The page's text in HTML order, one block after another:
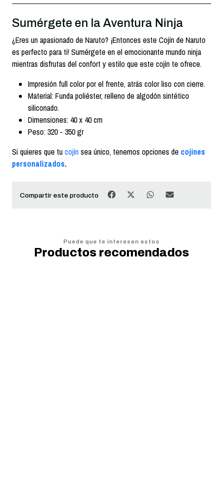
Sumérgete en la Aventura Ninja
¿Eres un apasionado de Naruto? ¡Entonces este Cojín de Naruto
es perfecto para ti! Sumérgete en el emocionante mundo ninja
mientras disfrutas del confort y estilo que este cojín te ofrece.
Impresión full color por el frente, atrás color liso con cierre.
Material: Funda poliéster, relleno de algodón sintético
siliconado.
Dimensiones: 40 x 40 cm
Peso: 320 - 350 gr
Si quieres que tucojín sea único, tenemos opciones de cojines
personalizados.
Compartir este producto
Puede que te interesen estos
Productos recomendados